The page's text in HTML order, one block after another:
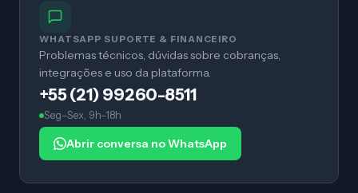
WHATSAPP SUPORTE & FINANCEIRO
Problemas técnicos, dúvidas sobre cobranças,
integrações e uso da plataforma.
+55 (21) 99260-8511
Seg–Sex, 9h–18h
Abrir conversa no WhatsApp